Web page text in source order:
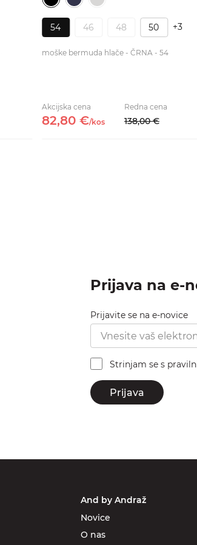
54 46 48 50 +3
moške bermuda hlače - ČRNA - 54
Akcijska cena
82,80 €/kos
Redna cena
138,00 €
Prijava na e-
Prijavite se na e-novice
Strinjam se s
Prijava
And by Andraž
Novice
O nas